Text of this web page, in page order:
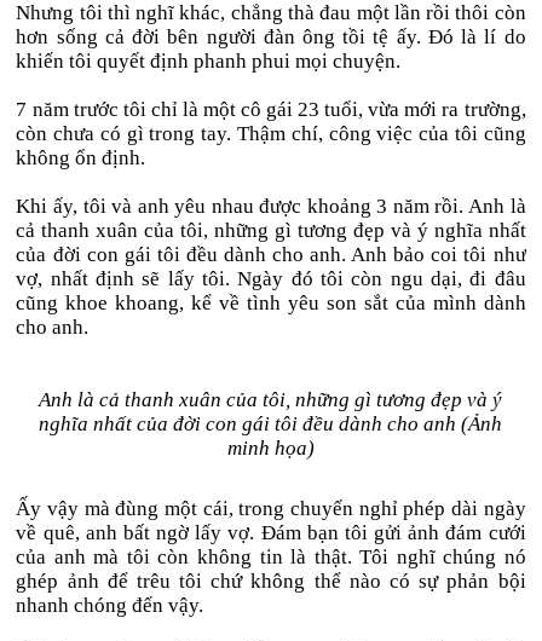
Nhưng tôi thì nghĩ khác, chẳng thà đau một lần rồi thôi còn
hơn sống cả đời bên người đàn ông tồi tệ ấy. Đó là lí do
khiến tôi quyết định phanh phui mọi chuyện.
7 năm trước tôi chỉ là một cô gái 23 tuổi, vừa mới ra trường,
còn chưa có gì trong tay. Thậm chí, công việc của tôi cũng
không ổn định.
Khi ấy, tôi và anh yêu nhau được khoảng 3 năm rồi. Anh là
cả thanh xuân của tôi, những gì tương đẹp và ý nghĩa nhất
của đời con gái tôi đều dành cho anh. Anh bảo coi tôi như
vợ, nhất định sẽ lấy tôi. Ngày đó tôi còn ngu dại, đi đâu
cũng khoe khoang, kể về tình yêu son sắt của mình dành
cho anh.
Anh là cả thanh xuân của tôi, những gì tương đẹp và ý
nghĩa nhất của đời con gái tôi đều dành cho anh (Ảnh
minh họa)
Ấy vậy mà đùng một cái, trong chuyến nghỉ phép dài ngày
về quê, anh bất ngờ lấy vợ. Đám bạn tôi gửi ảnh đám cưới
của anh mà tôi còn không tin là thật. Tôi nghĩ chúng nó
ghép ảnh để trêu tôi chứ không thể nào có sự phản bội
nhanh chóng đến vậy.